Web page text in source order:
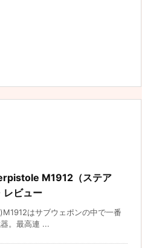
M1912（ステア
レビュー
はサブウェポンの中で一番
。最高連 ...